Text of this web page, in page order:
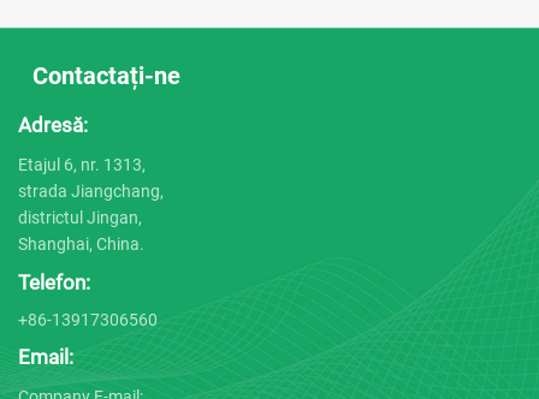
Contactați-ne
Adresă:
Etajul 6, nr. 1313,
strada Jiangchang,
districtul Jingan,
Shanghai, China.
Telefon:
+86-13917306560
Email: